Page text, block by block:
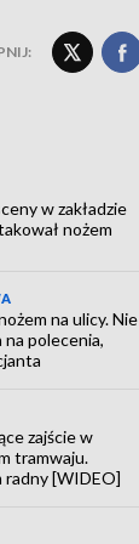
w zakładzie
nożem
na ulicy. Nie
na polecenia,
zajście w
tramwaju.
radny [WIDEO]